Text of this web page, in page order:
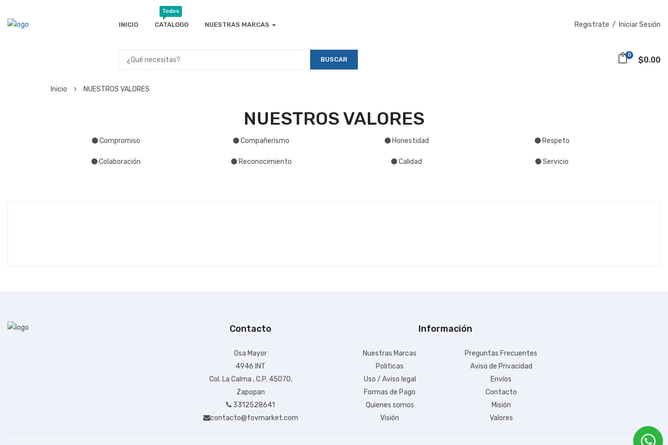
INICIO
Todos
CATALOGO NUESTRAS MARCAS Registrate / Iniciar Sesión
BUSCAR $0.00
0
Inicio NUESTROS VALORES
NUESTROS VALORES
Compromiso Compañerismo Honestidad Respeto
Colaboración Reconocimiento Calidad Servicio
Contacto
Osa Mayor
4946 INT
Col. La Calma , C.P. 45070,
Zapopan
3312528641
contacto@fovmarket.com
Información
Nuestras Marcas
Preguntas Frecuentes
Politicas
Aviso de Privacidad
Uso / Aviso legal
Envíos
Formas de Pago
Contacto
Quienes somos
Misión
Visión
Valores